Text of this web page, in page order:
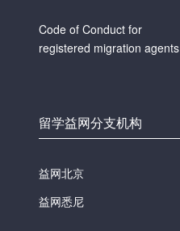
Code of Conduct for
registered migration agents
留学益网分支机构
益网北京
益网悉尼